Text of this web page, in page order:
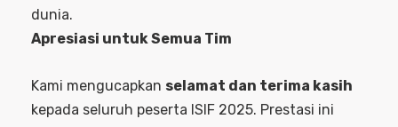
dunia.
Apresiasi untuk Semua Tim
Kami mengucapkan selamat dan terima kasih
kepada seluruh peserta ISIF 2025. Prestasi ini